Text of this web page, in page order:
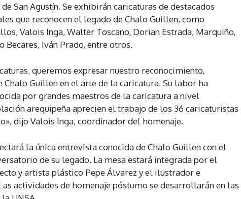
San Agustín. Se exhibirán caricaturas de destacados
que reconocen el legado de Chalo Guillen, como
Valois Inga, Walter Toscano, Dorian Estrada, Marquiño,
Becares, Iván Prado, entre otros.
queremos expresar nuestro reconocimiento,
Guillen en el arte de la caricatura. Su labor ha
por grandes maestros de la caricatura a nivel
arequipeña aprecien el trabajo de los 36 caricaturistas
dijo Valois Inga, coordinador del homenaje.
la única entrevista conocida de Chalo Guillen con el
de su legado. La mesa estará integrada por el
y artista plástico Pepe Álvarez y el ilustrador e
actividades de homenaje póstumo se desarrollarán en las